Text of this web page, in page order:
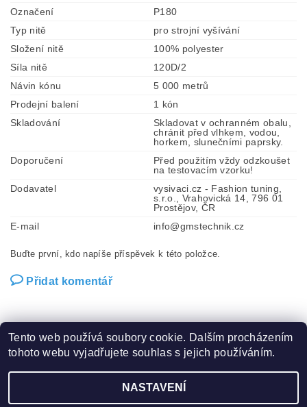
Označení
P180
Typ nitě
pro strojní vyšívání
Složení nitě
100% polyester
Síla nitě
120D/2
Návin kónu
5 000 metrů
Prodejní balení
1 kón
Skladování
Skladovat v ochranném obalu,
chránit před vlhkem, vodou,
horkem, slunečními paprsky.
Doporučení
Před použitím vždy odzkoušet
na testovacím vzorku!
Dodavatel
vysivaci.cz - Fashion tuning,
s.r.o., Vrahovická 14, 796 01
Prostějov, ČR
E-mail
info@gmstechnik.cz
Buďte první, kdo napíše příspěvek k této položce.
Přidat komentář
Zboží.cz | Heureka.cz | Hot-fix.cz | Crystalstyle.cz
Tento web používá soubory cookie. Dalším procházením
tohoto webu vyjadřujete souhlas s jejich používáním.
NASTAVENÍ